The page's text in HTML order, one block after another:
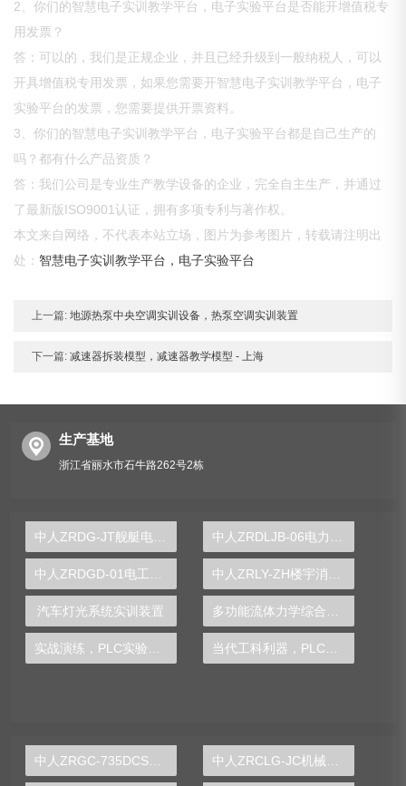
2、你们的智慧电子实训教学平台，电子实验平台是否能开增值税专
用发票？
答：可以的，我们是正规企业，并且已经升级到一般纳税人，可以
开具增值税专用发票，如果您需要开智慧电子实训教学平台，电子
实验平台的发票，您需要提供开票资料。
3、你们的智慧电子实训教学平台，电子实验平台都是自己生产的
吗？都有什么产品资质？
答：我们公司是专业生产教学设备的企业，完全自主生产，并通过
了最新版ISO9001认证，拥有多项专利与著作权。
本文来自网络，不代表本站立场，图片为参考图片，转载请注明出
处： 智慧电子实训教学平台，电子实验平台
上一篇: 地源热泵中央空调实训设备，热泵空调实训装置
下一篇: 减速器拆装模型，减速器教学模型 - 上海
生产基地
浙江省丽水市石牛路262号2栋
中人ZRDG-JT舰艇电工技能基础综合实训台
汽车灯光系统实训装置
中人ZRGC-735DCS分布式过程控制系统实训装置